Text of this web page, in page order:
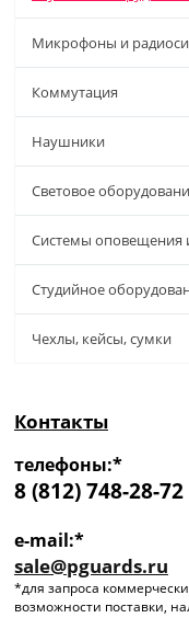
Микрофоны и
Коммутация
Наушники
Световое
Системы оповещения
Студийное
Чехлы, кейсы, сумки
Контакты
телефоны:*
8 (812) 748-28-72
e-mail:*
sale@pguards.ru
*для запроса
возможности поставки,